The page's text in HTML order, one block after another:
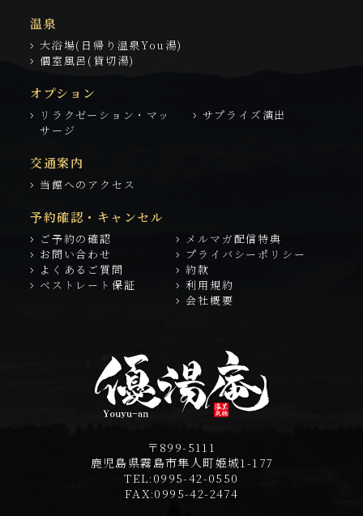
温泉
大浴場(日帰り温泉You湯)
個室風呂(貸切湯)
オプション
リラクゼーション・マッ
サージ
サプライズ演出
交通案内
当館へのアクセス
予約確認・キャンセル
ご予約の確認
メルマガ配信特典
お問い合わせ
プライバシーポリシー
よくあるご質問
約款
ベストレート保証
利用規約
会社概要
〒899-5111
鹿児島県霧島市隼人町姫城1-177
TEL: 0995-42-0550
FAX:0995-42-2474